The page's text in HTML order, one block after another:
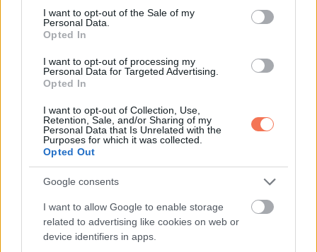
consent section.
I want to opt-out of the Sale of my
Personal Data.
Opted In
I want to opt-out of processing my
Personal Data for Targeted Advertising.
Opted In
I want to opt-out of Collection, Use,
Retention, Sale, and/or Sharing of my
Personal Data that Is Unrelated with the
Purposes for which it was collected.
Opted Out
Google consents
I want to allow Google to enable storage
related to advertising like cookies on web or
device identifiers in apps.
semmibe veszik, vagy ahol állandóan magyarázkodniuk kell
saját döntéseik miatt.
Arra vágynak, hogy a párjuk partnerként tekintsen rájuk,
a szeretet mellé kölcsönös tisztelet és megértés társul, a
kapcsolat társakká formál két embert, és ebből születhet
hosszú távú, harmonikus együttlét.
Záró gondolatok
Az igazi szerelem nem a tökéletességről szól, hanem a
békéről, a bizalomról és a hűségről. Ahogy a nők érnek,